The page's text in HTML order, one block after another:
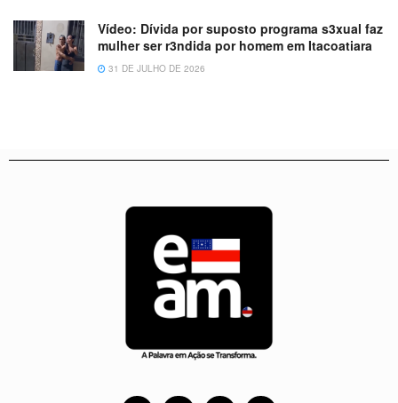
Vídeo: Dívida por suposto programa s3xual faz
mulher ser r3ndida por homem em Itacoatiara
31 DE JULHO DE 2026